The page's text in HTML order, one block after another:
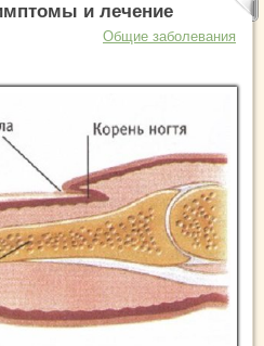
и лечение
Общие заболевания